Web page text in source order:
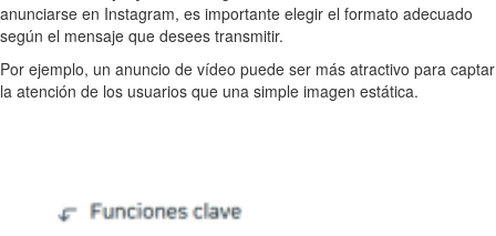
anunciarse en Instagram, es importante elegir el formato adecuado
según el mensaje que desees transmitir.
Por ejemplo, un anuncio de vídeo puede ser más atractivo para captar
la atención de los usuarios que una simple imagen estática.